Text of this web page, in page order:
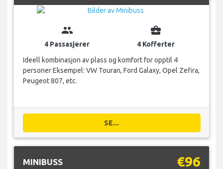
group
4 Passasjerer
business_center
4 Kofferter
Ideell kombinasjon av plass og komfort for opptil 4
personer Eksempel: VW Touran, Ford Galaxy, Opel Zefira,
Peugeot 807, etc.
SE...
MINIBUSS €96